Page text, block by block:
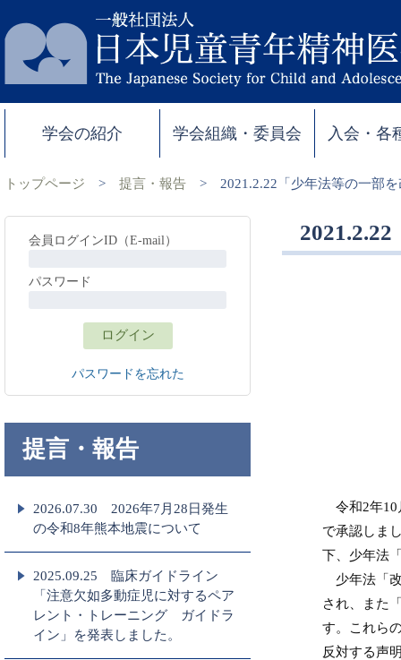
学会の紹介 学会組織・委員会 入会・各
トップページ > 提言・報告 > 2021.2.22「少年法等の一部
令和2年10
で承認しま
下、少年法
少年法「改
され、また
す。これら
反対する声
会員ログインID（E-mail）
パスワード
パスワードを忘れた
提言・報告
2026.07.30 2026年7月28日発生
の令和8年熊本地震について
2025.09.25 臨床ガイドライン
「注意欠如多動症児に対するペア
レント・トレーニング ガイドラ
イン」を発表しました。